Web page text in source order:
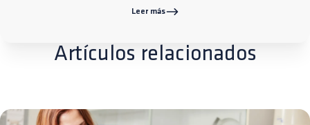
Leer más
Artículos relacionados